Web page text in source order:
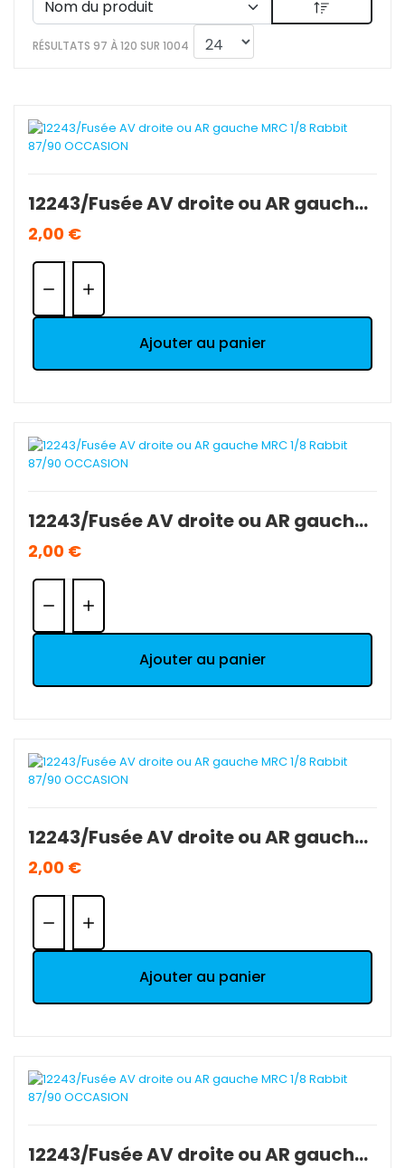
RÉSULTATS 97 À 120 SUR 1004
12243/Fusée AV droite ou AR gauche MRC 1/8 Rabbit 87/90 OCCASION
2,00 €
Quantité:
Ajouter au panier
12243/Fusée AV droite ou AR gauche MRC 1/8 Rabbit 87/90 OCCASION
2,00 €
Quantité:
Ajouter au panier
12243/Fusée AV droite ou AR gauche MRC 1/8 Rabbit 87/90 OCCASION
2,00 €
Quantité:
Ajouter au panier
12243/Fusée AV droite ou AR gauche MRC 1/8 Rabbit 87/90 OCCASION